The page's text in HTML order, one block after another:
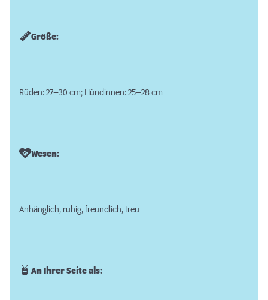
Größe:
Rüden: 27–30 cm; Hündinnen: 25–28 cm
Wesen:
Anhänglich, ruhig, freundlich, treu
An Ihrer Seite als: